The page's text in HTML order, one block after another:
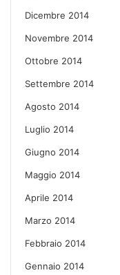
Dicembre 2014
Novembre 2014
Ottobre 2014
Settembre 2014
Agosto 2014
Luglio 2014
Giugno 2014
Maggio 2014
Aprile 2014
Marzo 2014
Febbraio 2014
Gennaio 2014